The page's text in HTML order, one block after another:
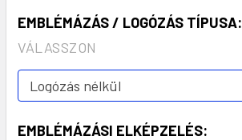
EMBLÉMÁZÁS / LOGÓZÁS TÍPUSA:
VÁLASSZON
EMBLÉMÁZÁSI ELKÉPZELÉS: